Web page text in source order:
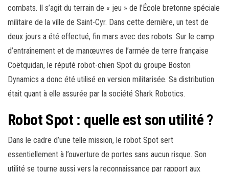
n
combats. Il s’agit du terrain de « jeu » de l’École bretonne spéciale
militaire de la ville de Saint-Cyr. Dans cette dernière, un test de
deux jours a été effectué, fin mars avec des robots. Sur le camp
d’entraînement et de manœuvres de l’armée de terre française
Coëtquidan, le réputé robot-chien Spot du groupe Boston
Dynamics a donc été utilisé en version militarisée. Sa distribution
était quant à elle assurée par la société Shark Robotics.
Robot Spot : quelle est son utilité ?
Dans le cadre d’une telle mission, le robot Spot sert
essentiellement à l’ouverture de portes sans aucun risque. Son
utilité se tourne aussi vers la reconnaissance par rapport aux